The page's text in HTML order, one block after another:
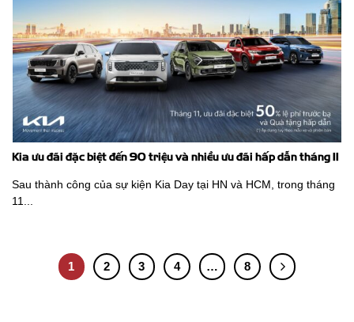
Kia ưu đãi đặc biệt đến 90 triệu và nhiều ưu đãi hấp dẫn tháng 11
Sau thành công của sự kiện Kia Day tại HN và HCM, trong tháng
11...
1 2 3 4 … 8